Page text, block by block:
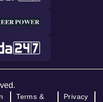
Terms & Privacy